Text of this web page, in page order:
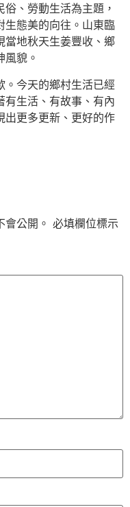
、勞動生活為主題，
生態美的向往。山東臨
當地秋天生姜豐收、鄉
貌。
。今天的鄉村生活已經
有生活、有故事、有內
出更多更新、更好的作
公開。 必填欄位標示